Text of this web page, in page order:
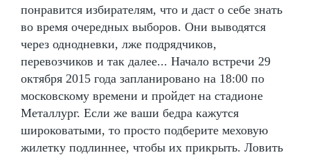
понравится избирателям, что и даст о себе знать
во время очередных выборов. Они выводятся
через однодневки, лже подрядчиков,
перевозчиков и так далее... Начало встречи 29
октября 2015 года запланировано на 18:00 по
московскому времени и пройдет на стадионе
Металлург. Если же ваши бедра кажутся
широковатыми, то просто подберите меховую
жилетку подлиннее, чтобы их прикрыть. Ловить